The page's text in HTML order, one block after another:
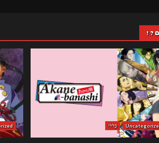
כללי